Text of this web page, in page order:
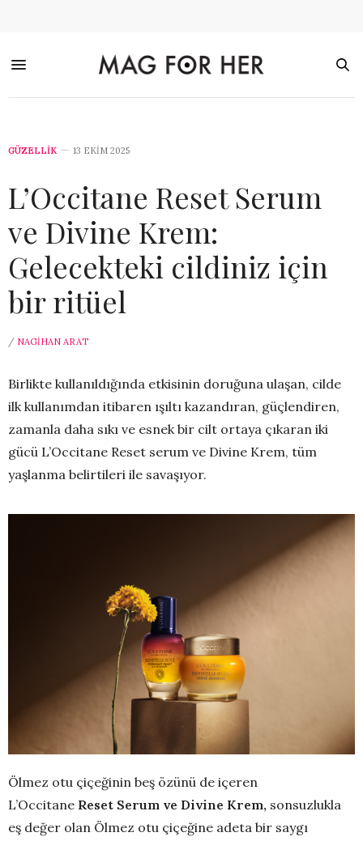
GÜZELLİK 13 EKIM 2025
L’Occitane Reset Serum
ve Divine Krem:
Gelecekteki cildiniz için
bir ritüel
/ NAGIHAN ARAT
Birlikte kullanıldığında etkisinin doruğuna ulaşan, cilde
ilk kullanımdan itibaren ışıltı kazandıran, güçlendiren,
zamanla daha sıkı ve esnek bir cilt ortaya çıkaran iki
gücü L’Occitane Reset serum ve Divine Krem, tüm
yaşlanma belirtileri ile savaşıyor.
Ölmez otu çiçeğinin beş özünü de içeren
L’Occitane Reset Serum ve Divine Krem, sonsuzlukla
eş değer olan Ölmez otu çiçeğine adeta bir saygı